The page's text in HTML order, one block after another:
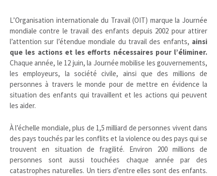
L’Organisation internationale du Travail (OIT) marque la Journée
mondiale contre le travail des enfants depuis 2002 pour attirer
l’attention sur l’étendue mondiale du travail des enfants, ainsi
que les actions et les efforts nécessaires pour l’éliminer.
Chaque année, le 12 juin, la Journée mobilise les gouvernements,
les employeurs, la société civile, ainsi que des millions de
personnes à travers le monde pour de mettre en évidence la
situation des enfants qui travaillent et les actions qui peuvent
les aider.
À l’échelle mondiale, plus de 1,5 milliard de personnes vivent dans
des pays touchés par les conflits et la violence ou des pays qui se
trouvent en situation de fragilité. Environ 200 millions de
personnes sont aussi touchées chaque année par des
catastrophes naturelles. Un tiers d’entre elles sont des enfants.